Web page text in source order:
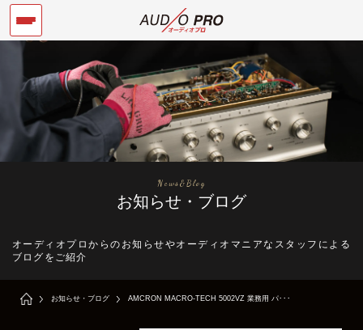
News&Blog
お知らせ・ブログ
オーディオプロからのお知らせやオーディオマニアなスタッフによる
ブログをご紹介
お知らせ・ブログ AMCRON MACRO-TECH 5002VZ 業務用 パ･･･